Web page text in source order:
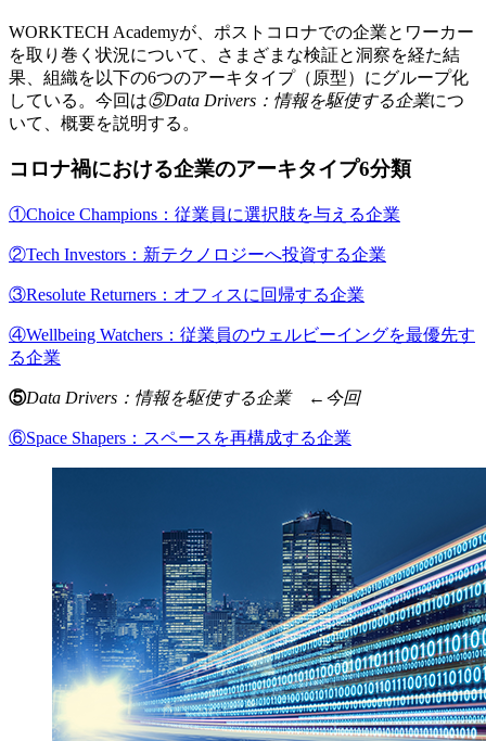
WORKTECH Academyが、ポストコロナでの企業とワーカー
を取り巻く状況について、さまざまな検証と洞察を経た結
果、組織を以下の6つのアーキタイプ（原型）にグループ化
している。今回は⑤Data Drivers：情報を駆使する企業につ
いて、概要を説明する。
コロナ禍における企業のアーキタイプ6分類
①Choice Champions：従業員に選択肢を与える企業
②Tech Investors：新テクノロジーへ投資する企業
③Resolute Returners：オフィスに回帰する企業
④Wellbeing Watchers：従業員のウェルビーイングを最優先す
る企業
⑤Data Drivers： 情報を駆使する企業 ←今回
⑥Space Shapers： スペースを再構成する企業